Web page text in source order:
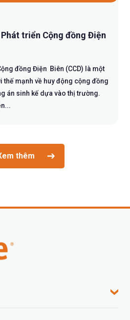
triển Cộng đồng Điện
đồng Điện Biên (CCD) là một
thế mạnh về huy động cộng đồng
án sinh kế dựa vào thị trường.
thêm